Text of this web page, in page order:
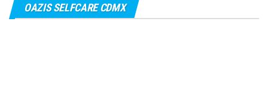
OAZIS SELFCARE CDMX